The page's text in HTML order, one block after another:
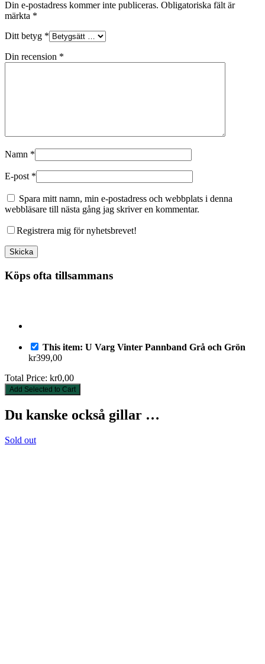
Din e-postadress kommer inte publiceras. Obligatoriska fält är
märkta *
Ditt betyg *
Din recension *
Namn *
E-post *
Spara mitt namn, min e-postadress och webbplats i denna
webbläsare till nästa gång jag skriver en kommentar.
Registrera mig för nyhetsbrevet!
Köps ofta tillsammans
This item: U Varg Vinter Pannband Grå och Grön
kr399,00
Total Price: kr0,00
Add Selected to Cart
Du kanske också gillar …
Sold out